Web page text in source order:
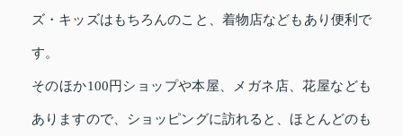
ズ・キッズはもちろんのこと、着物店などもあり便利で
す。
そのほか100円ショップや本屋、メガネ店、花屋なども
ありますので、ショッピングに訪れると、ほとんどのも